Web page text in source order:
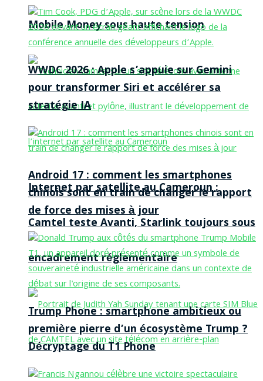
Mobile Money sous haute tension
Internet par satellite au Cameroun :
Camtel teste Avanti, Starlink toujours sous
encadrement réglementaire
WWDC 2026 : Apple s’appuie sur Gemini
pour transformer Siri et accélérer sa
stratégie IA
Android 17 : comment les smartphones
chinois sont en train de changer le rapport
de force des mises à jour
Trump Phone : smartphone ambitieux ou
première pierre d’un écosystème Trump ?
Décryptage du T1 Phone